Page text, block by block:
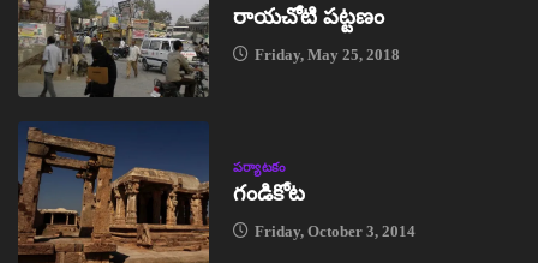
రాయచోటి పట్టణం
Friday, May 25, 2018
పర్యాటకం
గండికోట
Friday, October 3, 2014